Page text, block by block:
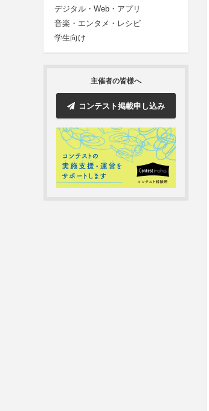
デジタル・Web・アプリ
音楽・エンタメ・レシピ
学生向け
主催者の皆様へ
コンテスト掲載申し込み